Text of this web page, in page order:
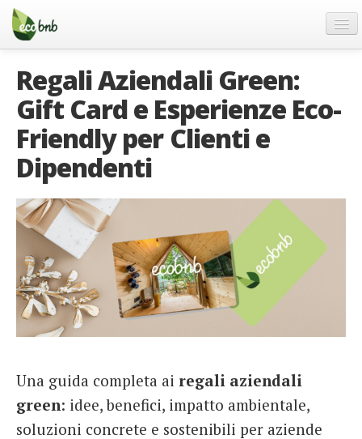
Menu
Salta
contenuto
Offerte Speciali
Regali
FAQ
Chi Siamo
Partner
Contatti
Italiano
German
English
French
Regali Aziendali Green:
Gift Card e Esperienze Eco-
Friendly per Clienti e
Dipendenti
Una guida completa ai regali aziendali
green: idee, benefici, impatto ambientale,
soluzioni concrete e sostenibili per aziende